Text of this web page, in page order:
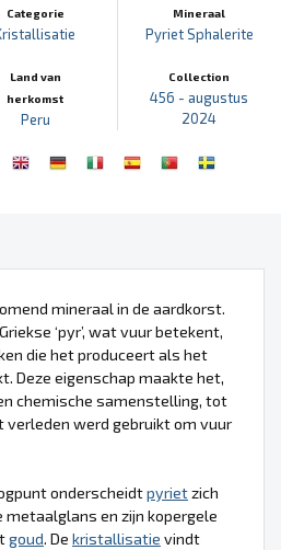
Categorie
Land van
herkomst
Peru
Mineraal
PyrietSphalerite
Collection
456 - augustus
2024
mineraal in de aardkorst.
‘pyr’, wat vuur betekent,
die het produceert als het
Deze eigenschap maakte het,
chemische samenstelling, tot
verleden werd gebruikt om vuur
onderscheidtpyrietzich
en zijn kopergele
goud. De kristallisatie vindt